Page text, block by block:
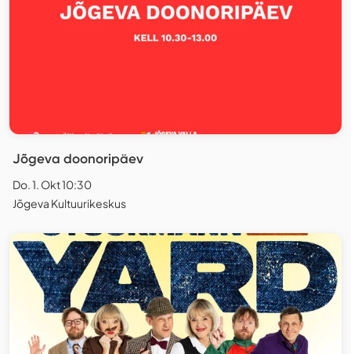
Jõgeva doonoripäev
Do. 1. Okt 10:30
Jõgeva Kultuurikeskus